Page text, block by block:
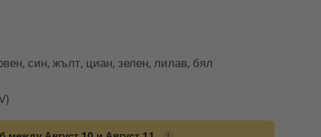
син, жълт, циан, зелен, лилав, бял